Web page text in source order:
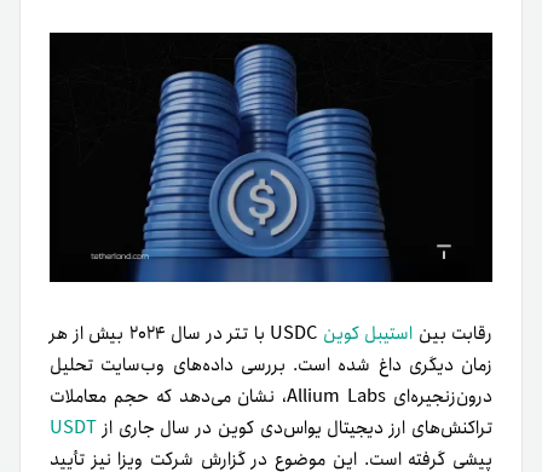
رقابت بین استیبل کوین
USDC با تتر در سال ۲۰۲۴ بیش از هر
زمان دیگری داغ شده است. بررسی داده‌های وب‌سایت تحلیل
درون‌زنجیره‌ای Allium Labs، نشان می‌دهد که حجم معاملات
تراکنش‌های ارز دیجیتال یو‌اس‌دی کوین در سال جاری ازUSDT
پیشی گرفته است. این موضوع در گزارش شرکت ویزا نیز تأیید